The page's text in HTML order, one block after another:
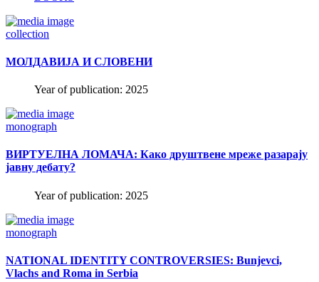
collection
МОЛДАВИЈА И СЛОВЕНИ
Year of publication: 2025
monograph
ВИРТУЕЛНА ЛОМАЧА: Како друштвене мреже разарају
јавну дебату?
Year of publication: 2025
monograph
NATIONAL IDENTITY CONTROVERSIES: Bunjevci,
Vlachs and Roma in Serbia